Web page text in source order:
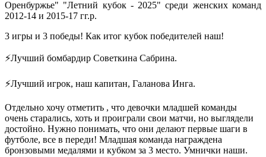
Оренбуржье" "Летний кубок - 2025" среди женских команд
2012-14 и 2015-17 гг.р.
3 игры и 3 победы! Как итог кубок победителей наш!
⚡Лучший бомбардир Советкина Сабрина.
⚡Лучший игрок, наш капитан, Галанова Инга.
Отдельно хочу отметить , что девочки младшей команды
очень старались, хоть и проиграли свои матчи, но выглядели
достойно. Нужно понимать, что они делают первые шаги в
футболе, все в переди! Младшая команда награждена
бронзовыми медалями и кубком за 3 место. Умнички наши.